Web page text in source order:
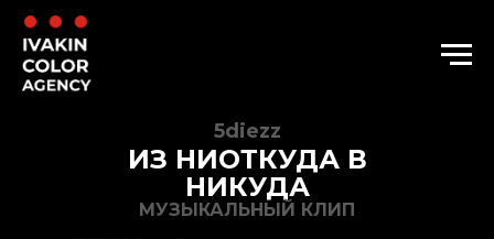
ИЗ НИОТКУДА В
НИКУДА
МУЗЫКАЛЬНЫЙ КЛИП
5diezz